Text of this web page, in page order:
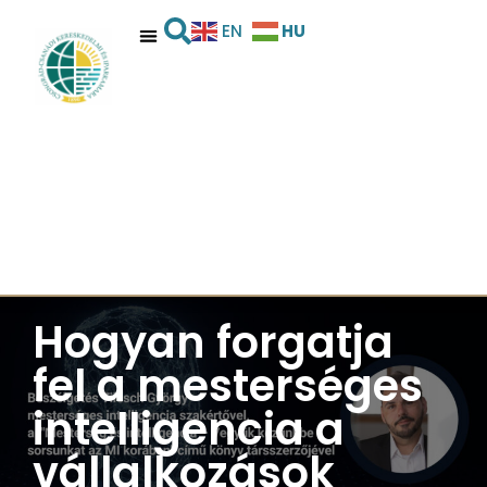
EN HU
Hogyan forgatja
fel a mesterséges
intelligencia a
vállalkozások